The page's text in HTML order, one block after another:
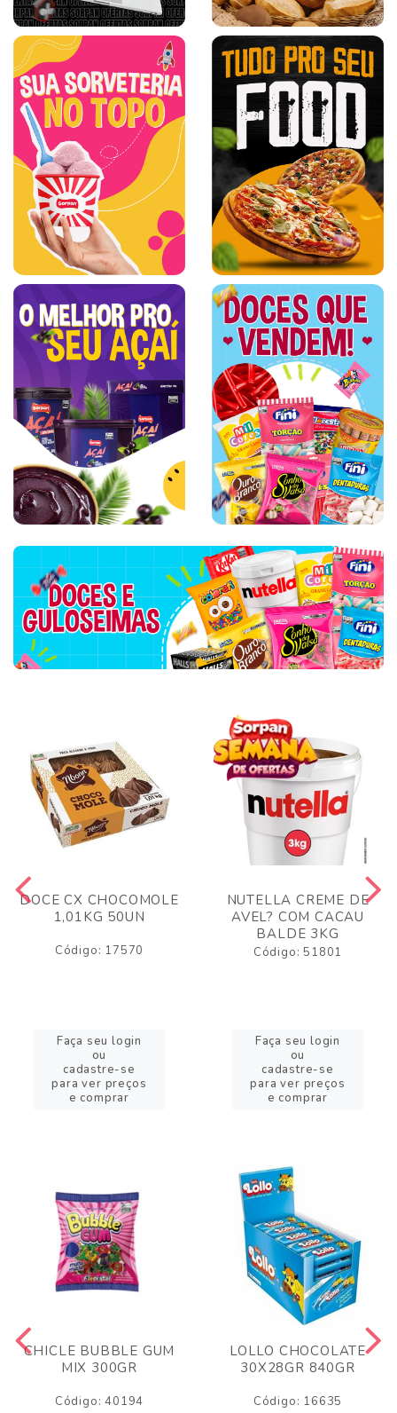
DOCE CX CHOCOMOLE
1,01KG 50UN
Código: 17570
Faça seu login
ou
cadastre-se
para ver preços
e comprar
NUTELLA CREME DE
AVEL? COM CACAU
BALDE 3KG
Código: 51801
Faça seu login
ou
cadastre-se
para ver preços
e comprar
CHICLE BUBBLE GUM
MIX 300GR
Código: 40194
LOLLO CHOCOLATE
30X28GR 840GR
Código: 16635